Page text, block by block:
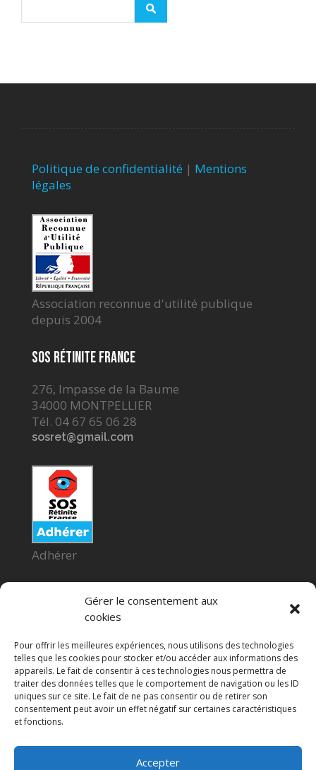
Gérer le consentement aux
cookies
Pour offrir les meilleures expériences, nous utilisons des technologies
telles que les cookies pour stocker et/ou accéder aux informations des
appareils. Le fait de consentir à ces technologies nous permettra de
traiter des données telles que le comportement de navigation ou les ID
uniques sur ce site. Le fait de ne pas consentir ou de retirer son
consentement peut avoir un effet négatif sur certaines caractéristiques
et fonctions.
Accepter
Politique de confidentialité | Mentions
légales
Association reconnue d'utilité publique
depuis 2004
SOS Rétinite France
276, Impasse de la Baume
34000 MONTPELLIER
Tél. 04 67 65 06 28
sosret@gmail.com
Adhérer
Faire un don
Proudly powered by WordPress